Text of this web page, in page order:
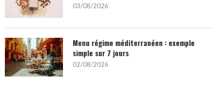
03/08/2026
Menu régime méditerranéen : exemple
simple sur 7 jours
02/08/2026